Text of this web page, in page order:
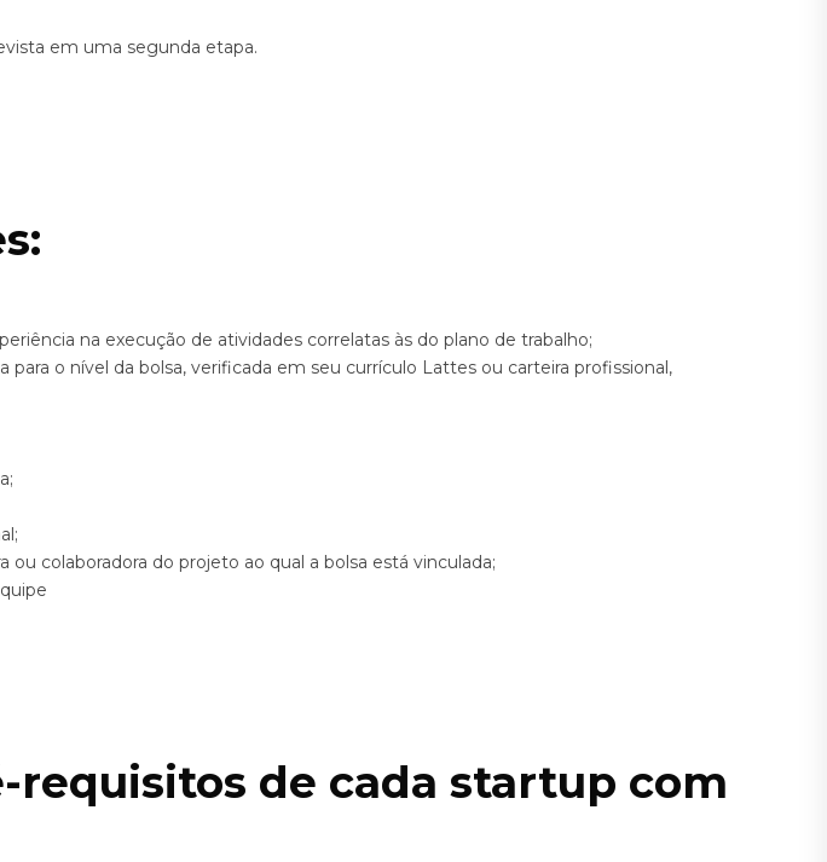
em uma segunda etapa.
na execução de atividades correlatas às do plano de trabalho;
o nível da bolsa, verificada em seu currículo Lattes ou carteira profissional,
colaboradora do projeto ao qual a bolsa está vinculada;
requisitos de cada startup com